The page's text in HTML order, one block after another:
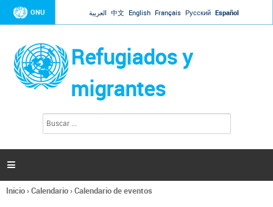
Jump to navigation
ONU العربية 中文 English Français Русский Español
Refugiados y
migrantes
l
s

Se
Inicio›Calendario›Calendario de eventos